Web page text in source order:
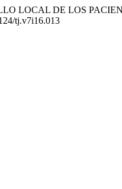
LOCAL DE LOS
tj.v7i16.013